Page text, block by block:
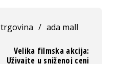
trgovina / ada mall
Velika filmska akcija:
Uživajte u sniženoj ceni